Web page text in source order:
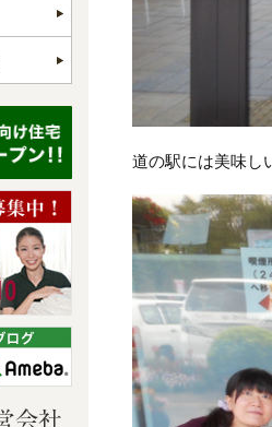
道の駅には美味し